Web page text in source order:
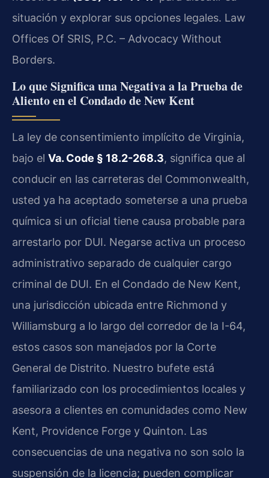
situación y explorar sus opciones legales. Law
Offices Of SRIS, P.C. – Advocacy Without
Borders.
Lo que Significa una Negativa a la Prueba de
Aliento en el Condado de New Kent
La ley de consentimiento implícito de Virginia,
bajo el Va. Code § 18.2-268.3, significa que al
conducir en las carreteras del Commonwealth,
usted ya ha aceptado someterse a una prueba
química si un oficial tiene causa probable para
arrestarlo por DUI. Negarse activa un proceso
administrativo separado de cualquier cargo
criminal de DUI. En el Condado de New Kent,
una jurisdicción ubicada entre Richmond y
Williamsburg a lo largo del corredor de la I-64,
estos casos son manejados por la Corte
General de Distrito. Nuestro bufete está
familiarizado con los procedimientos locales y
asesora a clientes en comunidades como New
Kent, Providence Forge y Quinton. Las
consecuencias de una negativa no son solo la
suspensión de la licencia; pueden complicar